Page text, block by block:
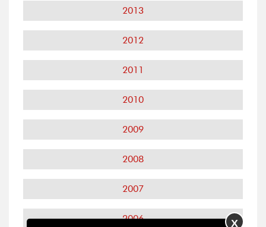
2013
2012
2011
2010
2009
2008
2007
2006 X